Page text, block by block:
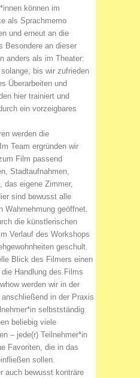
können im
als Sprachmemo
und erneut an die
Besondere an dieser
anders als im Theater:
bis wir zufrieden
Überarbeiten und
hier trainiert und
ein vorzeigbares
werden die
Team ergründen wir
Film passend
Stadtaufnahmen,
das eigene Zimmer,
sind bewusst alle
Wahrnehmung geöffnet.
die künstlerischen
Verlauf des Workshops
geschult.
Blick des Filmers einen
Handlung des Films
werden wir in der
in der Praxis
selbstständig
beliebig viele
– jede(r) Teilnehmer*in
Favoriten, die in das
sollen.
auch bewusst konträre